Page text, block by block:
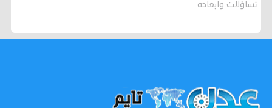
تساؤلات وابعاده